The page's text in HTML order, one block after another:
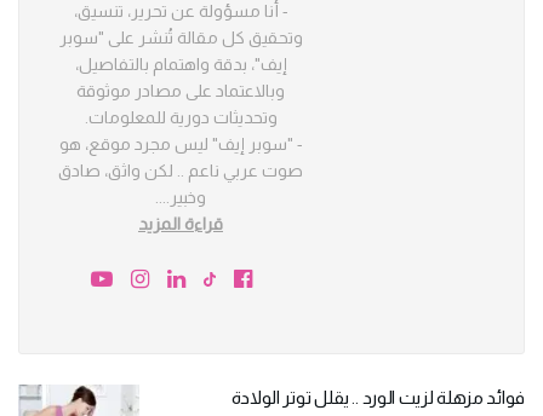
- أنا مسؤولة عن تحرير، تنسيق،
وتحقيق كل مقالة تُنشر على "سوبر
إيف"، بدقة واهتمام بالتفاصيل،
وبالاعتماد على مصادر موثوقة
وتحديثات دورية للمعلومات.
- "سوبر إيف" ليس مجرد موقع، هو
صوت عربي ناعم .. لكن واثق، صادق
وخبير.
قراءة المزيد
فوائد مزهلة لزيت الورد .. يقلل توتر الولادة